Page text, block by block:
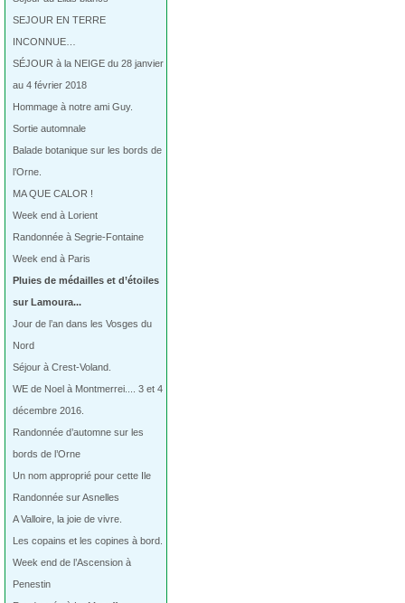
SEJOUR EN TERRE
INCONNUE…
SÉJOUR à la NEIGE du 28 janvier
au 4 février 2018
Hommage à notre ami Guy.
Sortie automnale
Balade botanique sur les bords de
l’Orne.
MA QUE CALOR !
Week end à Lorient
Randonnée à Segrie-Fontaine
Week end à Paris
Pluies de médailles et d’étoiles
sur Lamoura...
Jour de l’an dans les Vosges du
Nord
Séjour à Crest-Voland.
WE de Noel à Montmerrei.... 3 et 4
décembre 2016.
Randonnée d’automne sur les
bords de l’Orne
Un nom approprié pour cette Ile
Randonnée sur Asnelles
A Valloire, la joie de vivre.
Les copains et les copines à bord.
Week end de l’Ascension à
Penestin